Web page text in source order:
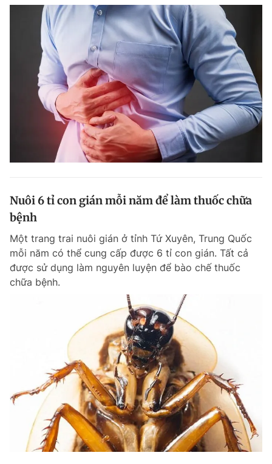
Nuôi 6 tỉ con gián mỗi năm để làm thuốc chữa
bệnh
Một trang trai nuôi gián ở tỉnh Tứ Xuyên, Trung Quốc
mỗi năm có thể cung cấp được 6 tỉ con gián. Tất cả
được sử dụng làm nguyên luyện để bào chế thuốc
chữa bệnh.